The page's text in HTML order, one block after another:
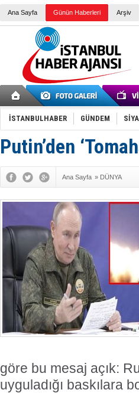
Ana Sayfa Günün Haberleri Arşiv
İSTANBULHABER GÜNDEM
Putin’den
Ana Sayfa » DÜNYA
göre bu mesaj açık:
uyguladığı baskılara